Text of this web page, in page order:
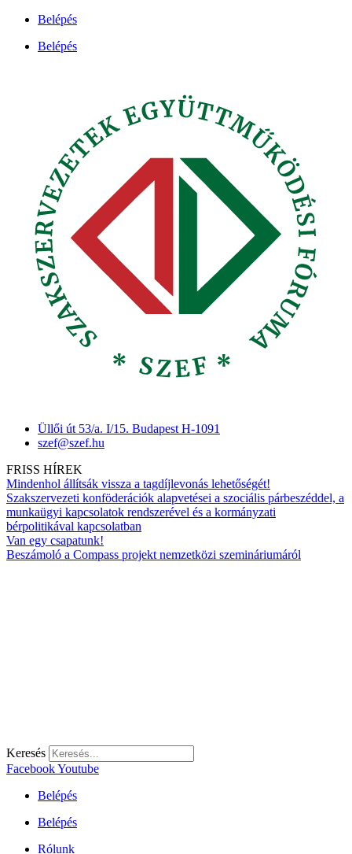
Ugrás
tartalomhoz
Belépés
Belépés
Üllői út 53/a. I/15. Budapest H-1091
szef@szef.hu
FRISS HÍREK
Mindenhol állítsák vissza a tagdíjlevonás lehetőségét!
Szakszervezeti konföderációk alapvetései a szociális párbeszéddel, a
munkaügyi kapcsolatok rendszerével és a kormányzati
bérpolitikával kapcsolatban
Van egy csapatunk!
Beszámoló a Compass projekt nemzetközi szemináriumáról
Keresés
FacebookYoutube
Belépés
Belépés
Rólunk